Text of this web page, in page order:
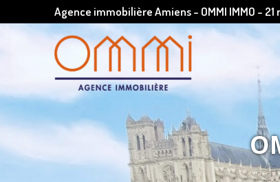
Agence immobilière Amiens - OMMI IMMO -